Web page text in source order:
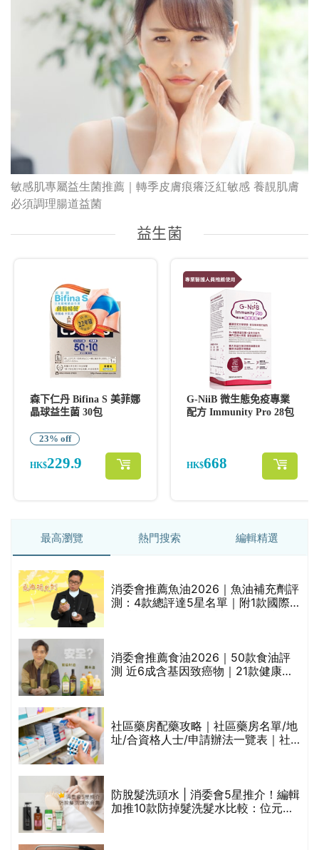
敏感肌專屬益生菌推薦｜轉季皮膚痕癢泛紅敏感 養靚肌膚
必須調理腸道益菌
最高瀏覽 熱門搜索 編輯精選
消委會推薦魚油2026｜魚油補充劑評
測：4款總評達5星名單｜附1款國際
消委會推薦食油2026｜50款食油評
測 近6成含基因致癌物｜21款健康煮
社區藥房配藥攻略｜社區藥房名單/地
址/合資格人士/申請辦法一覽表｜社
防脫髮洗頭水 | 消委會5星推介！編輯
加推10款防掉髮洗髮水比較：位元